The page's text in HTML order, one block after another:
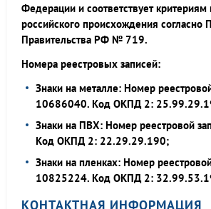
Федерации и соответствует
российского происхождения согласно
Правительства РФ № 719.
Номера реестровых записей:
Знаки на металле: Номер
10686040. Код ОКПД 2:
Знаки на ПВХ: Номер реестровой
Код ОКПД 2: 22.29.29.190;
Знаки на пленках: Номер
10825224. Код ОКПД 2:
КОНТАКТНАЯ ИНФОРМАЦИЯ